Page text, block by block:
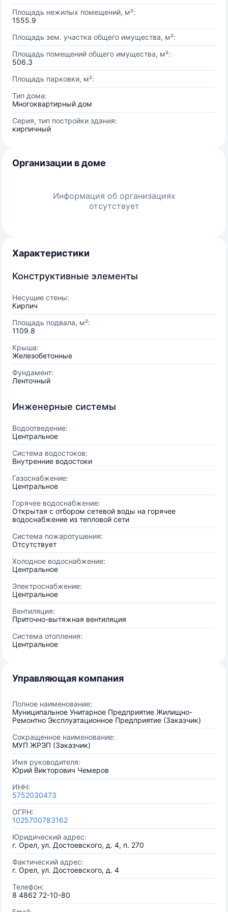
Площадь нежилых помещений, м²:
1555.9
Площадь зем. участка общего имущества, м²:
Площадь помещений общего имущества, м²:
506.3
Площадь парковки, м²:
Тип дома:
Многоквартирный дом
Серия, тип постройки здания:
кирпичный
Организации в доме
Информация об организациях
отсутствует
Характеристики
Конструктивные элементы
Несущие стены:
Кирпич
Площадь подвала, м²:
1109.8
Крыша:
Железобетонные
Фундамент:
Ленточный
Инженерные системы
Водоотведение:
Центральное
Система водостоков:
Внутренние водостоки
Газоснабжение:
Центральное
Горячее водоснабжение:
Открытая с отбором сетевой воды на горячее
водоснабжение из тепловой сети
Система пожаротушения:
Отсутствует
Холодное водоснабжение:
Центральное
Электроснабжение:
Центральное
Вентиляция:
Приточно-вытяжная вентиляция
Система отопления:
Центральное
Управляющая компания
Полное наименование:
Муниципальное Унитарное Предприятие Жилищно-
Ремонтно Эксплуатационное Предприятие (Заказчик)
Сокращенное наименование:
МУП ЖРЭП (Заказчик)
Имя руководителя:
Юрий Викторович Чемеров
ИНН:
5752030473
ОГРН:
1025700783162
Юридический адрес:
г. Орел, ул. Достоевского, д. 4, п. 270
Фактический адрес:
г. Орел, ул. Достоевского, д. 4
Телефон:
8 4862 72-10-80